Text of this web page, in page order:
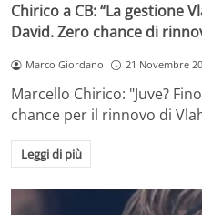
Chirico a CB: “La gestione
David. Zero chance di
Marco Giordano 21 Novembre
Marcello Chirico: "Juve?
chance per il rinnovo di
Leggi di più